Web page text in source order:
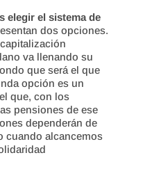
elegir el sistema de
dos opciones.
va llenando su
que será el que
opción es un
que, con los
pensiones de ese
dependerán de
cuando alcancemos